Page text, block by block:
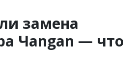
замена
Чangan — что